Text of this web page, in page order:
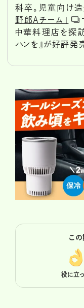
科卒。児童向け造
野郎Aチーム」
中華料理店を探
ハンを』が好評発
こ
役に立